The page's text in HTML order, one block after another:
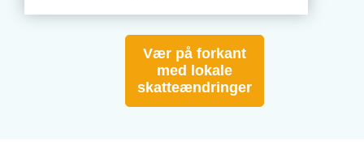
Vær på forkant
med lokale
skatteændringer